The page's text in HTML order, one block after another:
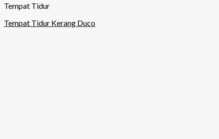
Tempat Tidur
Tempat Tidur Kerang Duco